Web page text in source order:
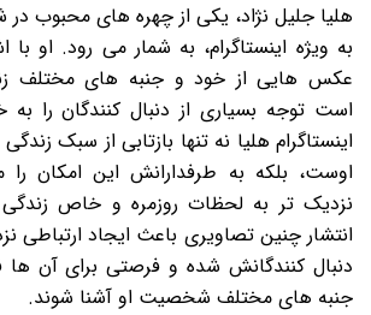
هلیا جلیل نژاد، یکی از چهره های محبوب
به ویژه اینستاگرام، به شمار می رود. او
عکس هایی از خود و جنبه های مختلف
است توجه بسیاری از دنبال کنندگان را
اینستاگرام هلیا نه تنها بازتابی از سبک
اوست، بلکه به طرفدارانش این امکان
نزدیک تر به لحظات روزمره و خاص
انتشار چنین تصاویری باعث ایجاد ارتباطی
دنبال کنندگانش شده و فرصتی برای آن ها
جنبه های مختلف شخصیت او آشنا شوند.